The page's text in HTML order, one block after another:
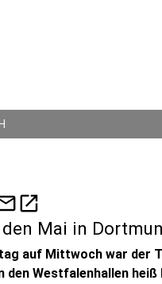
open_in_new
Mai in
auf Mittwoch war der
den Westfalenhallen